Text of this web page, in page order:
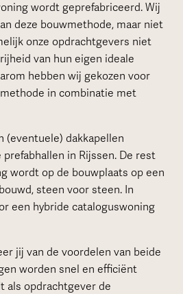
wordt geprefabriceerd. Wij
deze bouwmethode, maar niet
onze opdrachtgevers niet
van hun eigen ideale
hebben wij gekozen voor
in combinatie met
(eventuele) dakkapellen
in Rijssen. De rest
wordt op de bouwplaats op een
steen voor steen. In
een hybride cataloguswoning
jij van de voordelen van beide
worden snel en efficiënt
als opdrachtgever de